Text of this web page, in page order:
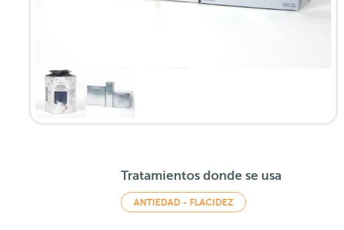
Tratamientos donde se usa
ANTIEDAD - FLACIDEZ